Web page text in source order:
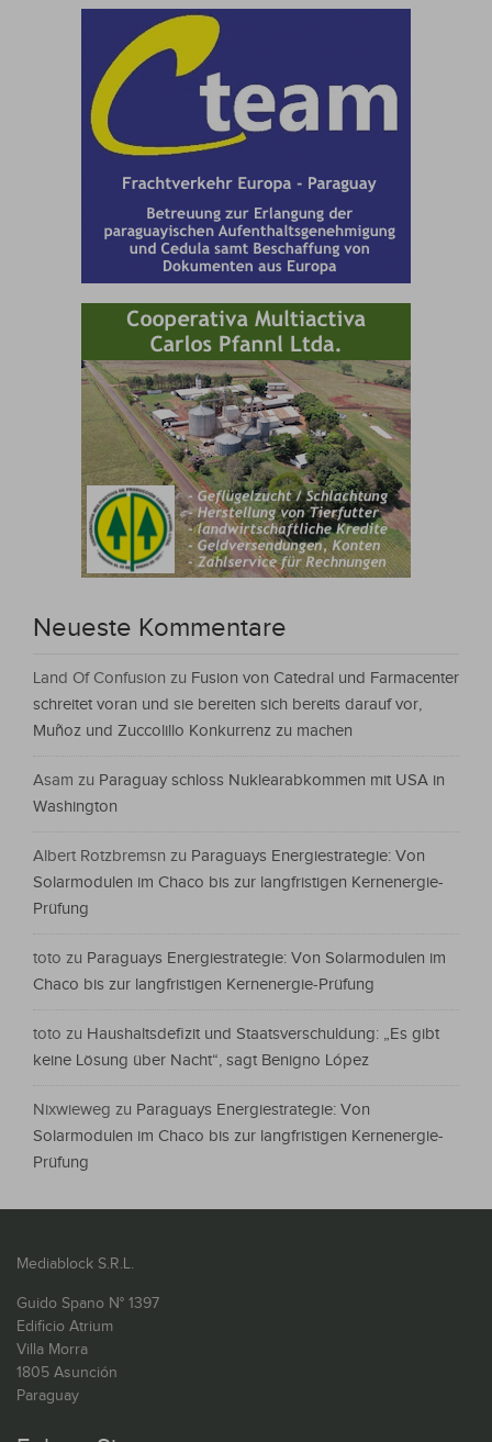
Neueste Kommentare
Land Of Confusion zu Fusion von Catedral und Farmacenter
schreitet voran und sie bereiten sich bereits darauf vor,
Muñoz und Zuccolillo Konkurrenz zu machen
Asam zu Paraguay schloss Nuklearabkommen mit USA in
Washington
Albert Rotzbremsn zu Paraguays Energiestrategie: Von
Solarmodulen im Chaco bis zur langfristigen Kernenergie-
Prüfung
toto zu Paraguays Energiestrategie: Von Solarmodulen im
Chaco bis zur langfristigen Kernenergie-Prüfung
toto zu Haushaltsdefizit und Staatsverschuldung: „Es gibt
keine Lösung über Nacht“, sagt Benigno López
Nixwieweg zu Paraguays Energiestrategie: Von
Solarmodulen im Chaco bis zur langfristigen Kernenergie-
Prüfung
Mediablock S.R.L.
Guido Spano N° 1397
Edificio Atrium
Villa Morra
1805 Asunción
Paraguay